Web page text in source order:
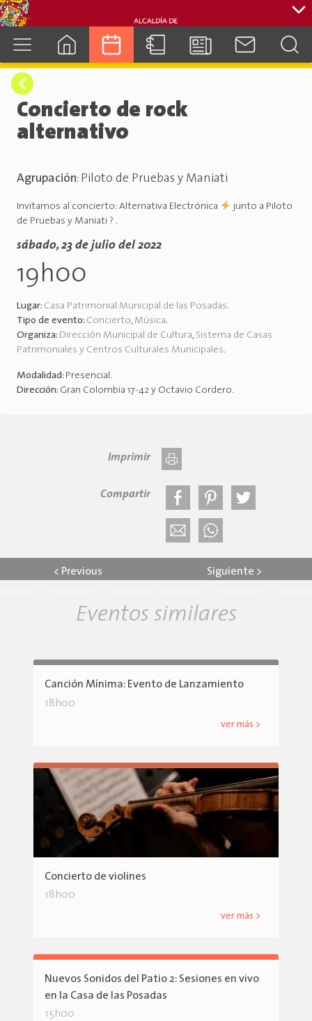
Concierto de rock
alternativo
Agrupación: Piloto de Pruebas y Maniati
Invitamos al concierto: Alternativa Electrónica
junto a Piloto
de Pruebas y Maniati ? .
sábado, 23 de julio del 2022
19h00
Lugar: Casa Patrimonial Municipal de las Posadas.
Tipo de evento: Concierto, Música.
Organiza: Dirección Municipal de Cultura, Sistema de Casas
Patrimoniales y Centros Culturales Municipales.
Modalidad: Presencial.
Dirección: Gran Colombia 17-42 y Octavio Cordero.
Imprimir
Compartir
< Previous Siguiente >
Eventos similares
Canción Mínima: Evento de Lanzamiento
18h00
ver más >
Concierto de violines
18h00
ver más >
Nuevos Sonidos del Patio 2: Sesiones en vivo
en la Casa de las Posadas
15h00